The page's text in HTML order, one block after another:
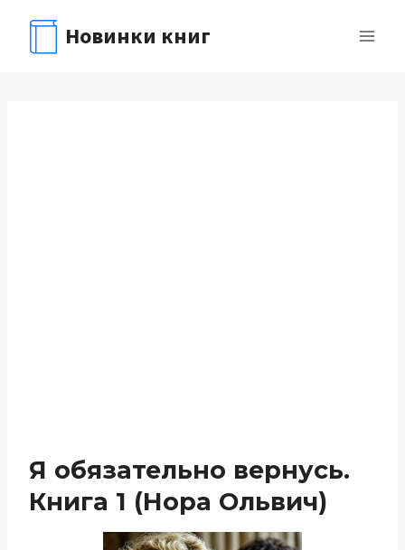
содержимому
Новинки книг
Я обязательно вернусь.
Книга 1 (Нора Ольвич)